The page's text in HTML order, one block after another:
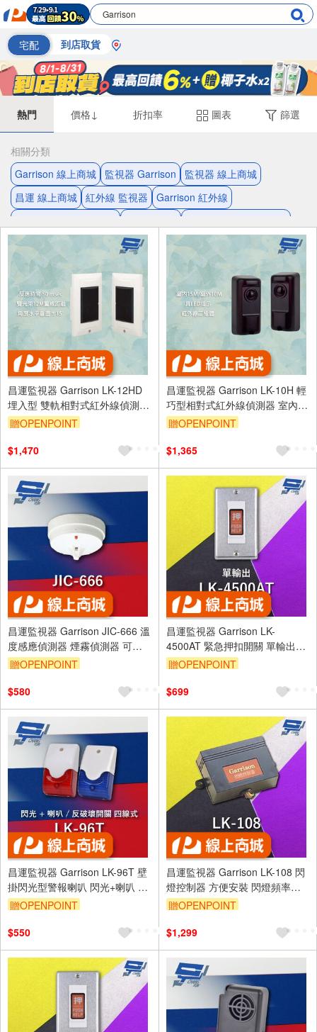
宅配 到店取貨
熱門 價格↓ 折扣率 圖表 篩選
相關分類
Garrison 線上商城
監視器 Garrison
監視器 線上商城
昌運 線上商城 紅外線 監視器
Garrison 紅外線
緊急押扣開關 面板保護開關
昌運監視器 Garrison LK-12HD
埋入型 雙軌相對式紅外線偵測器
警戒距離12M
贈OPENPOINT
$1,470
昌運監視器 Garrison LK-10H 輕
巧型相對式紅外線偵測器 室內
15M 室外10M
贈OPENPOINT
$1,365
昌運監視器 Garrison JIC-666 溫
度感應偵測器 煙霧偵測器 可偵
測溫度 定溫雙重功能
贈OPENPOINT
$580
昌運監視器 Garrison LK-
4500AT 緊急押扣開關 單輸出
NO / NC輸出接點
贈OPENPOINT
$699
昌運監視器 Garrison LK-96T 壁
掛閃光型警報喇叭 閃光+喇叭 反
破壞開關 四線式 8只強光LED
贈OPENPOINT
$550
昌運監視器 Garrison LK-108 閃
燈控制器 方便安裝 閃燈頻率
1~1.5Hz
贈OPENPOINT
$1,299